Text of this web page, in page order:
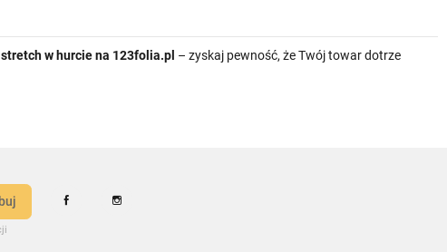
stretch w hurcie na 123folia.pl – zyskaj pewność, że Twój towar dotrze